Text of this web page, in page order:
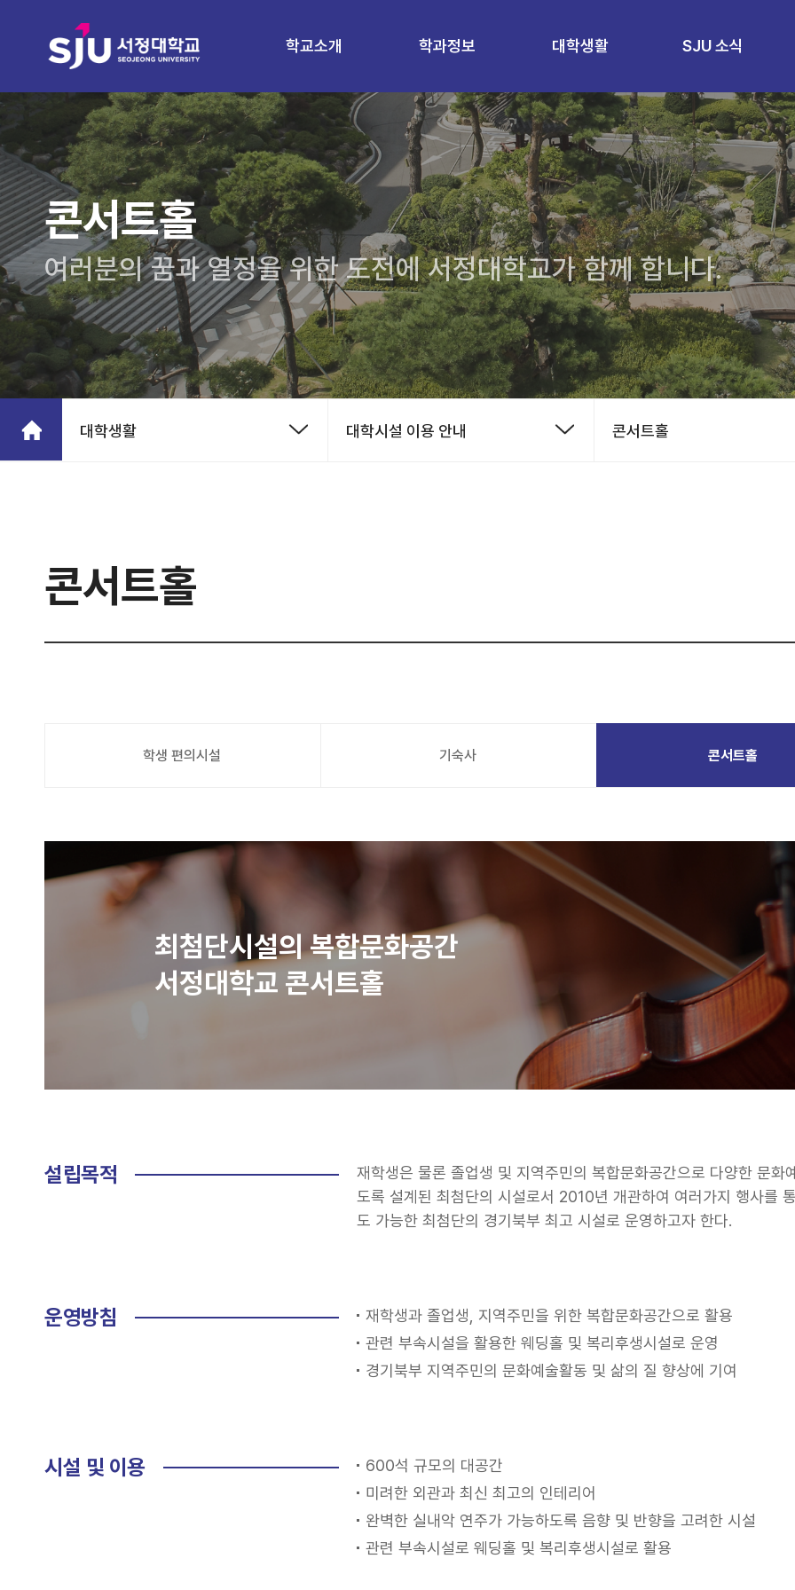
학교소개 학과정보 대학생활 SJU 소식
콘서트홀
여러분의 꿈과 열정을 위한 도전에 서정대학교가 함께 합니다.
대학생활 대학시설 이용 안내 콘서트홀
콘서트홀
학생 편의시설 기숙사 콘서트홀
최첨단시설의 복합문화공간
서정대학교 콘서트홀
설립목적
재학생은 물론 졸업생 및 지역주민의 복합문화공간으로 다양한 문
도록 설계된 최첨단의 시설로서 2010년 개관하여 여러가지 행사를
도 가능한 최첨단의 경기북부 최고 시설로 운영하고자 한다.
운영방침
재학생과 졸업생, 지역주민을 위한 복합문화공간으로 활용
관련 부속시설을 활용한 웨딩홀 및 복리후생시설로 운영
경기북부 지역주민의 문화예술활동 및 삶의 질 향상에 기여
시설 및 이용
600석 규모의 대공간
미려한 외관과 최신 최고의 인테리어
완벽한 실내악 연주가 가능하도록 음향 및 반향을 고려한 시설
관련 부속시설로 웨딩홀 및 복리후생시설로 활용